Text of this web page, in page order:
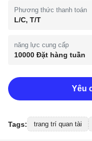
Phương thức thanh toán
L/C, T/T
năng lực cung cấp
10000 Đặt hàng tuần
Yêu
Tags: trang trí quan tài